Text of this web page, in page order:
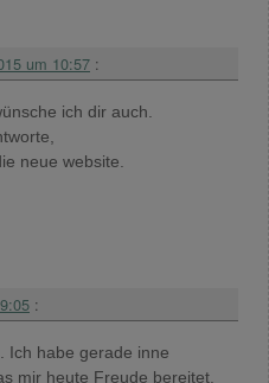
um 10:57 :
ich dir auch.
neue website.
:
Ich habe gerade inne
mir heute Freude bereitet.